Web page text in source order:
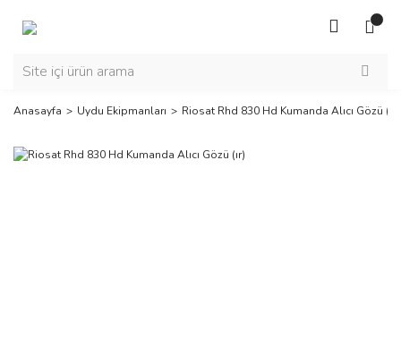
Anasayfa Uydu Ekipmanları Riosat Rhd 830 Hd Kumanda Alıcı Gözü (ır)